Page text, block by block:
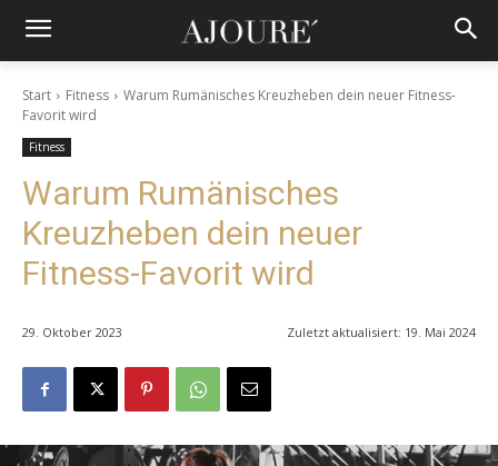
Start Fitness
Warum Rumänisches Kreuzheben dein neuer Fitness-
Favorit wird
Fitness
Warum Rumänisches
Kreuzheben dein neuer
Fitness-Favorit wird
29. Oktober 2023 Zuletzt aktualisiert: 19. Mai 2024